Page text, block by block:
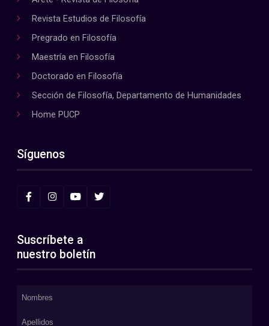
Revista Estudios de Filosofía
Pregrado en Filosofía
Maestría en Filosofía
Doctorado en Filosofía
Sección de Filosofía, Departamento de Humanidades
Home PUCP
Síguenos
Suscríbete a
nuestro boletín